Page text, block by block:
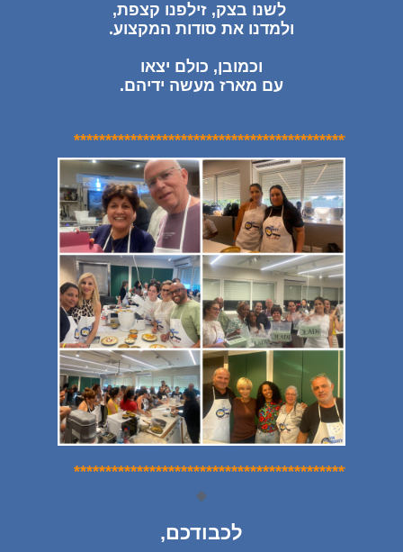
לשנו בצק, זילפנו קצפת,
ולמדנו את סודות המקצוע.
וכמובן, כולם יצאו
עם מארז מעשה ידיהם.
*
*
*
*
*
*
*
*
*
**
*
*
*
*
*
*
*
*
*
*
*
*
*
*
*
*
*
*
**
*
*
*
*
*
*
*
*
*
*
*
*
*
*
*
*
*
*
*
*
*
*
*
*
**
*
*
*
*
*
*
*
*
*
*
*
*
*
*
*
**
*
*
*
*
*
*
*
*
*
*
*
*
*
*
🔶
לכבודכם,